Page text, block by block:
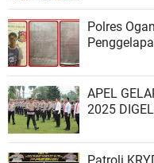
Polres
APEL
2025
Patroli